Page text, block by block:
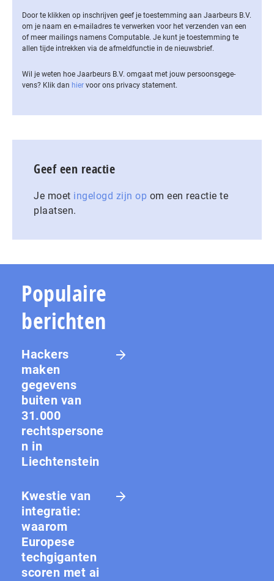
Door te klikken op inschrijven geef je toestemming aan Jaarbeurs B.V.
om je naam en e-mailadres te verwerken voor het verzenden van een
of meer mailings namens Computable. Je kunt je toestemming te
allen tijde intrekken via de af­meld­func­tie in de nieuwsbrief.
Wil je weten hoe Jaarbeurs B.V. omgaat met jouw per­soons­ge­ge­
vens? Klik dan hier voor ons privacy statement.
Geef een reactie
Je moet ingelogd zijn op om een reactie te
plaatsen.
Populaire
berichten
Hackers
maken
gegevens
buiten van
31.000
rechtspersone
n in
Liechtenstein
Kwestie van
integratie:
waarom
Europese
techgiganten
scoren met ai